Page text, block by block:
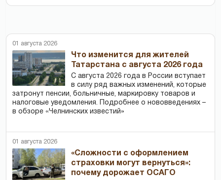
01 августа 2026
Что изменится для жителей
Татарстана с августа 2026 года
С августа 2026 года в России вступает
в силу ряд важных изменений, которые
затронут пенсии, больничные, маркировку товаров и
налоговые уведомления. Подробнее о нововведениях –
в обзоре «Челнинских известий»
01 августа 2026
«Сложности с оформлением
страховки могут вернуться»:
почему дорожает ОСАГО